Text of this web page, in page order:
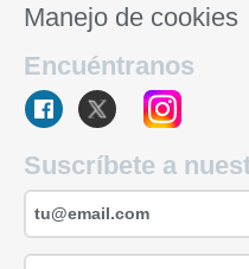
Manejo de cookies
Encuéntranos
Suscríbete a